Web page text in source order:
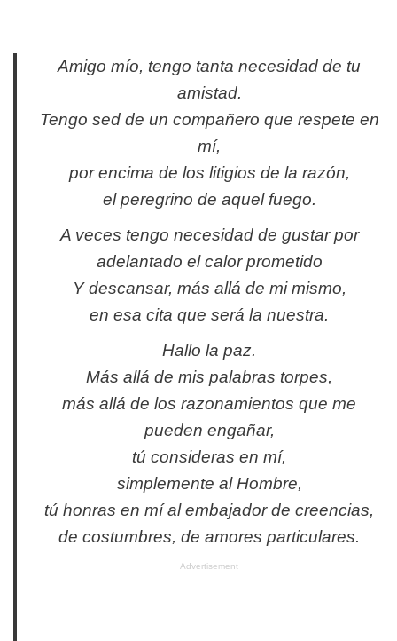
Amigo mío, tengo tanta necesidad de tu
amistad.
Tengo sed de un compañero que respete en
mí,
por encima de los litigios de la razón,
el peregrino de aquel fuego.
A veces tengo necesidad de gustar por
adelantado el calor prometido
Y descansar, más allá de mi mismo,
en esa cita que será la nuestra.
Hallo la paz.
Más allá de mis palabras torpes,
más allá de los razonamientos que me
pueden engañar,
tú consideras en mí,
simplemente al Hombre,
tú honras en mí al embajador de creencias,
de costumbres, de amores particulares.
Advertisement